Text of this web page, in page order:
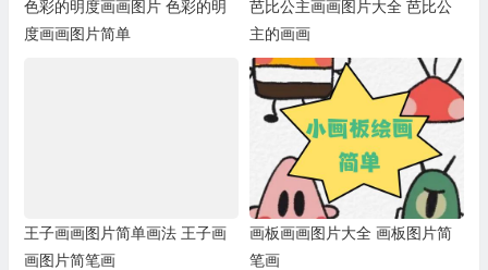
色彩的明度画画图片 色彩的明
度画画图片简单
芭比公主画画图片大全 芭比公
主的画画
王子画画图片简单画法 王子画
画图片简笔画
画板画画图片大全 画板图片简
笔画